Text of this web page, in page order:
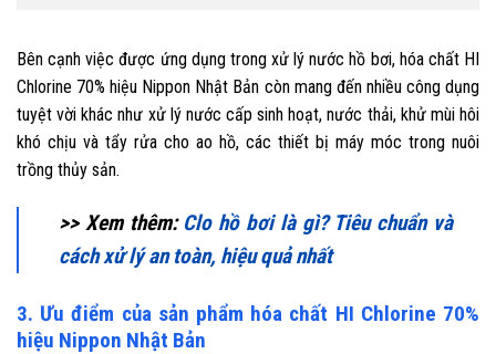
Bên cạnh việc được ứng dụng trong xử lý nước hồ bơi, hóa chất HI
Chlorine 70% hiệu Nippon Nhật Bản còn mang đến nhiều công dụng
tuyệt vời khác như xử lý nước cấp sinh hoạt, nước thải, khử mùi hôi
khó chịu và tẩy rửa cho ao hồ, các thiết bị máy móc trong nuôi
trồng thủy sản.
>> Xem thêm: Clo hồ bơi là gì? Tiêu chuẩn và
cách xử lý an toàn, hiệu quả nhất
3. Ưu điểm của sản phẩm hóa chất HI Chlorine 70%
hiệu Nippon Nhật Bản